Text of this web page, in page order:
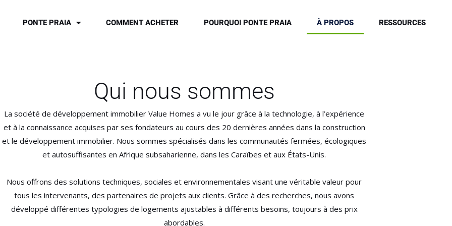
PONTE PRAIA COMMENT ACHETER POURQUOI PONTE PRAIA À PROPOS RESSOURCES
Qui nous sommes
La société de développement immobilier Value Homes a vu le jour grâce à la technologie, à l’expérience
et à la connaissance acquises par ses fondateurs au cours des 20 dernières années dans la construction
et le développement immobilier. Nous sommes spécialisés dans les communautés fermées, écologiques
et autosuffisantes en Afrique subsaharienne, dans les Caraïbes et aux États-Unis.
Nous offrons des solutions techniques, sociales et environnementales visant une véritable valeur pour
tous les intervenants, des partenaires de projets aux clients. Grâce à des recherches, nous avons
développé différentes typologies de logements ajustables à différents besoins, toujours à des prix
abordables.